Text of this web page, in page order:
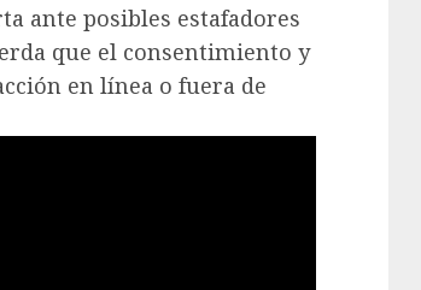
ante posibles estafadores
que el consentimiento y
en línea o fuera de